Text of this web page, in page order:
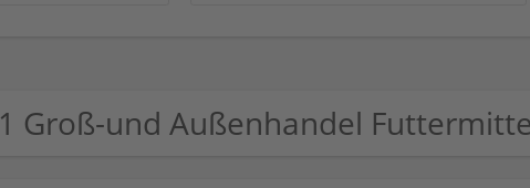
1 Groß-und Außenhandel